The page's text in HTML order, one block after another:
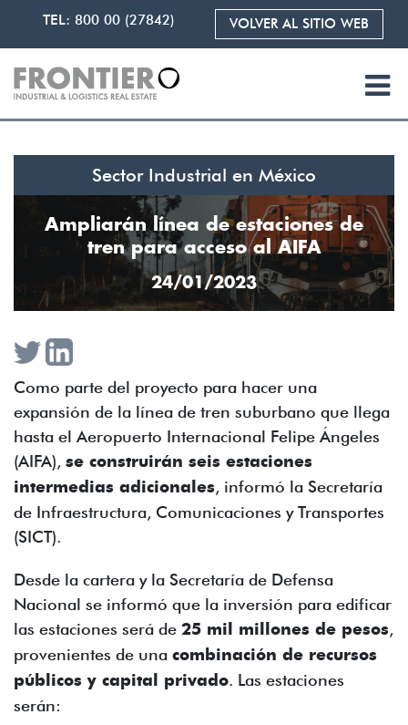
TEL: 800 00 (27842) VOLVER AL SITIO WEB
Sector Industrial en México
Ampliarán línea de estaciones de
tren para acceso al AIFA
24/01/2023
Como parte del proyecto para hacer una
expansión de la línea de tren suburbano que llega
hasta el Aeropuerto Internacional Felipe Ángeles
(AIFA), se construirán seis estaciones
intermedias adicionales, informó la Secretaría
de Infraestructura, Comunicaciones y Transportes
(SICT).
Desde la cartera y la Secretaría de Defensa
Nacional se informó que la inversión para edificar
las estaciones será de 25 mil millones de pesos,
provenientes de una combinación de recursos
públicos y capital privado. Las estaciones
serán: